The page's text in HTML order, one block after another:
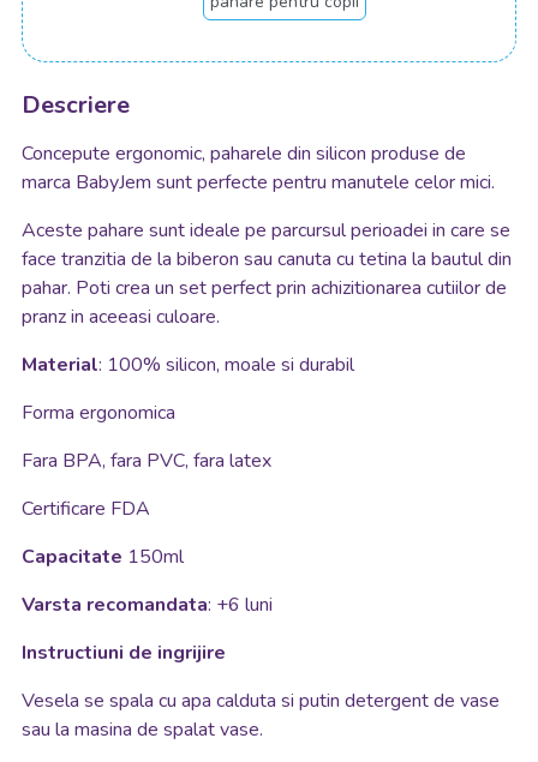
Descriere
Concepute ergonomic, paharele din silicon produse de
marca BabyJem sunt perfecte pentru manutele celor mici.
Aceste pahare sunt ideale pe parcursul perioadei in care se
face tranzitia de la biberon sau canuta cu tetina la bautul din
pahar. Poti crea un set perfect prin achizitionarea cutiilor de
pranzin aceeasi culoare.
Material: 100% silicon, moale si durabil
Forma ergonomica
Fara BPA, fara PVC, fara latex
Certificare FDA
Capacitate 150ml
Varsta recomandata: +6 luni
Instructiuni de ingrijire
Vesela se spala cu apa calduta si putin detergent de vase
sau la masina de spalat vase.